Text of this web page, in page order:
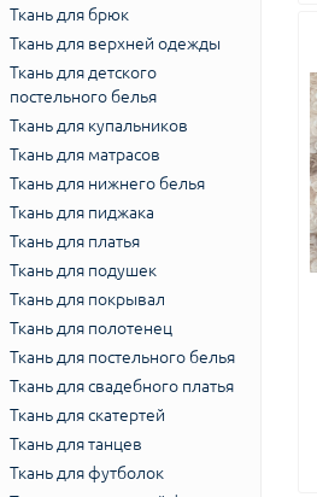
Ткань для брюк
Ткань для верхней одежды
Ткань для детского
постельного белья
Ткань для купальников
Ткань для матрасов
Ткань для нижнего белья
Ткань для пиджака
Ткань для платья
Ткань для подушек
Ткань для покрывал
Ткань для полотенец
Ткань для постельного белья
Ткань для свадебного платья
Ткань для скатертей
Ткань для танцев
Ткань для футболок